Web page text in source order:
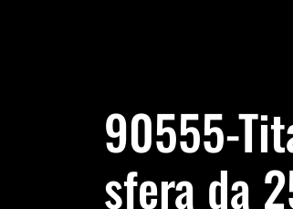
90555-
sfera da